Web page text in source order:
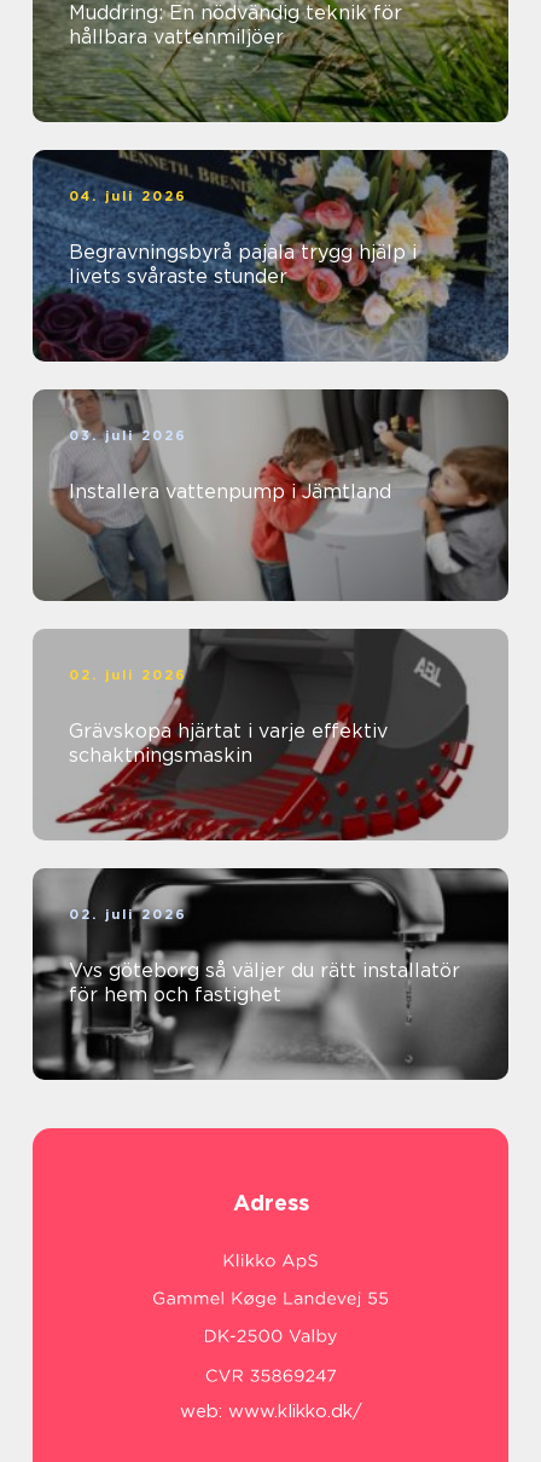
Muddring: En nödvändig teknik för
hållbara vattenmiljöer
04. juli 2026
Begravningsbyrå pajala trygg hjälp i
livets svåraste stunder
03. juli 2026
Installera vattenpump i Jämtland
02. juli 2026
Grävskopa hjärtat i varje effektiv
schaktningsmaskin
02. juli 2026
Vvs göteborg så väljer du rätt installatör
för hem och fastighet
Adress
web: www.klikko.dk/